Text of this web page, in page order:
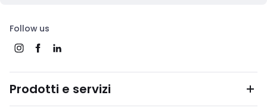
Follow us
Prodotti e servizi